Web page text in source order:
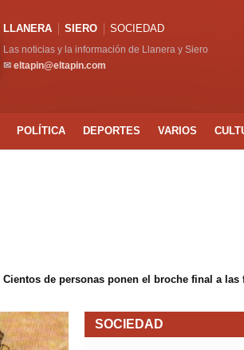
LLANERA SIERO SOCIEDAD
Las noticias y la información de Llanera y Siero
✉ eltapin@eltapin.com
POLÍTICA DEPORTES VARIOS
Cientos de personas ponen el broche final a
SOCIEDAD